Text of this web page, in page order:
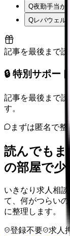
Q夜勤手当が
Qレバウェル
記事を最後まで読
🔒 特別サポー
記事を最後まで
す。
まずは匿名で整
読んでも
の部屋で少
いきなり求人相
て、何がつらい
に整理します。
登録不要 求人